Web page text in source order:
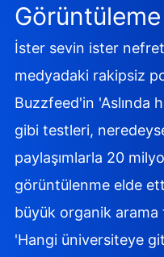
Görüntüleme
İster sevin ister
medyadaki rakipsiz
Buzzfeed'in 'Aslında
gibi testleri,
paylaşımlarla 20
görüntülenme elde
büyük organik
'Hangi üniversiteye